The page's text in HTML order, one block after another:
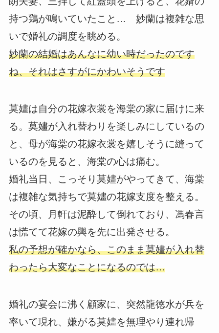
持つ鶏が鳴いていたこと… 妙蘭は複雑な思
いで婚礼の調度を眺める。
妙蘭の結婚はあんなに幼い時だったのです
ね、それはさすがにかわいそうです
莫嫿は自分の花嫁衣裳を海棠の家に届けに来
る。莫嫿が入れ替わりを楽しみにしているの
と、母が海棠の花嫁衣裳を嬉しそうに縫って
いるのを見ると、海棠の心は痛む。
婚礼当日、こっそり莫嫿がやってきて、海棠
は複雑な気持ちで莫嫿の花嫁支度を整える。
その頃、月軒は泥酔して倒れており、馮春言
は慌てて花嫁の輿を先に出発させる。
私の予想が確かなら、このまま莫嫿が入れ替
わったら大変なことになるのでは…
婚礼の宴会に沸く顧家に、突然龍徳水が兵を
率いて現れ、嫌がる莫嫿を無理やり連れ帰